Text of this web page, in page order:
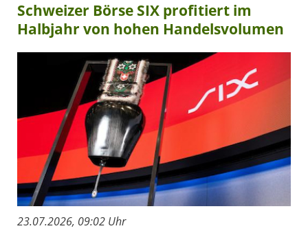
Schweizer Börse SIX profitiert im
Halbjahr von hohen Handelsvolumen
23.07.2026, 09:02 Uhr